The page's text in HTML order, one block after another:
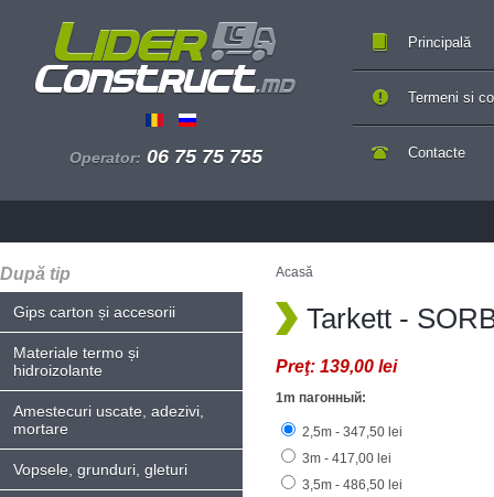
Operator: 06 75 75 755
Principală
Contacte
Termeni si
După tip
Gips carton și accesorii
Materiale termo și
hidroizolante
Amestecuri uscate, adezivi,
mortare
Vopsele, grunduri, gleturi
Acasă
Tarkett -
Preţ: 139,00 lei
1m пагонный:
2,5m - 347,50 lei
3m - 417,00 lei
3,5m - 486,50 lei